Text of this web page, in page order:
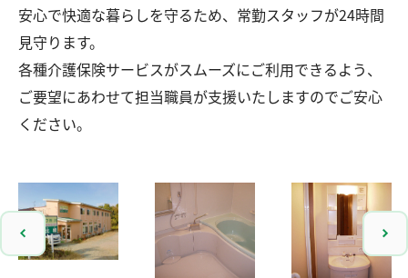
安心で快適な暮らしを守るため、常勤スタッフが24時間
見守ります。
各種介護保険サービスがスムーズにご利用できるよう、
ご要望にあわせて担当職員が支援いたしますのでご安心
ください。